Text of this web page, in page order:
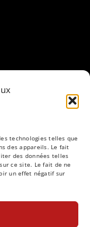
technologies telles que
des appareils. Le fait
des données telles
ce site. Le fait de ne
un effet négatif sur